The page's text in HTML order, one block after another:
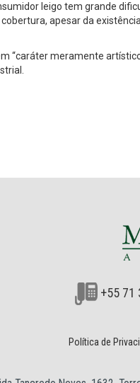
leigo tem grande
apesar da
“caráter meramente
+55 71
Política de